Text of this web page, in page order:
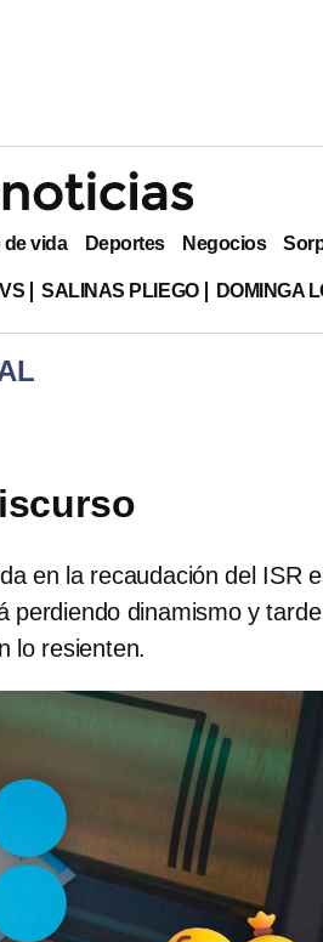
de vida Deportes Negocios
SALINAS PLIEGO DOMINGA
en la recaudación del ISR
perdiendo dinamismo y
lo resienten.